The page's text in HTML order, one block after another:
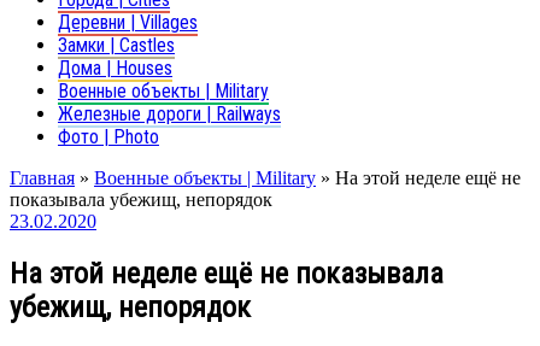
Деревни | Villages
Замки | Castles
Дома | Houses
Военные объекты | Military
Железные дороги | Railways
Фото | Photo
Главная » Военные объекты | Military » На этой неделе ещё не
показывала убежищ, непорядок
23.02.2020
На этой неделе ещё не показывала
убежищ, непорядок